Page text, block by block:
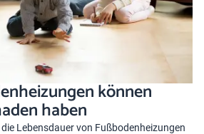
können
haben
Lebensdauer von Fußbodenheizungen